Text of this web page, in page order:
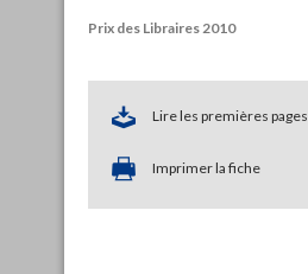
Prix des Libraires 2010
Lire les premières pages
Imprimer la fiche